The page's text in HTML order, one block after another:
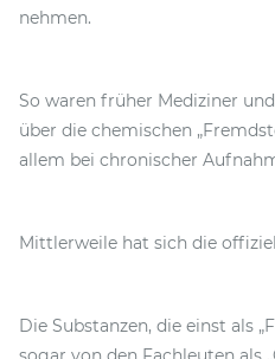
nehmen.
So waren früher Mediziner
über die chemischen
allem bei chronischer
Mittlerweile hat sich die
Die Substanzen, die einst als